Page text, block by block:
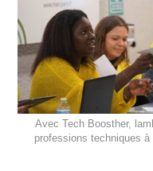
Avec Tech Boosther,
professions techniques